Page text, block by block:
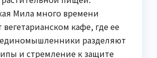
Мила много времени
кафе, где ее
разделяют
и стремление к защите